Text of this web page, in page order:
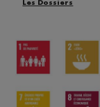
Les Dossiers